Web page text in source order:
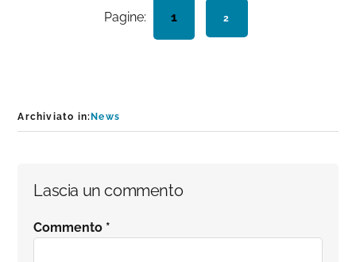
Pagine: Pagina
1 PAGINA
2
Archiviato in: News
Interazioni
del
Lascia un commento
Commento *